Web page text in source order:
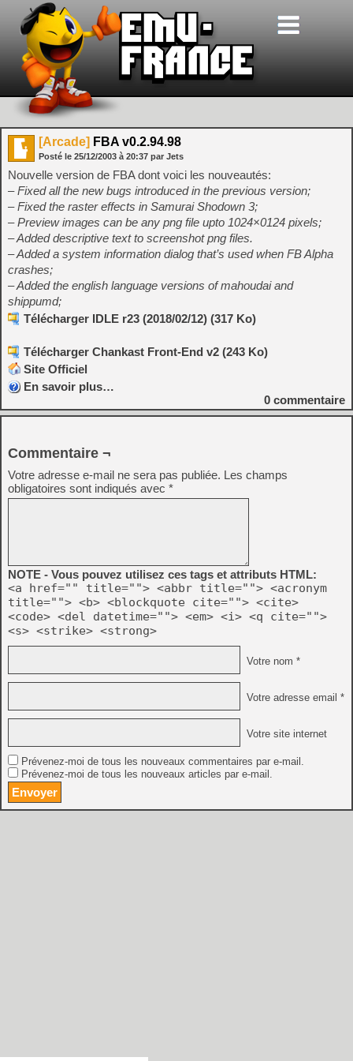
[Arcade] FBA v0.2.94.98
Posté le 25/12/2003 à 20:37 par Jets
Nouvelle version de FBA dont voici les nouveautés:
– Fixed all the new bugs introduced in the previous version;
– Fixed the raster effects in Samurai Shodown 3;
– Preview images can be any png file upto 1024×0124 pixels;
– Added descriptive text to screenshot png files.
– Added a system information dialog that’s used when FB Alpha
crashes;
– Added the english language versions of mahoudai and
shippumd;
Télécharger IDLE r23 (2018/02/12) (317 Ko)
Télécharger Chankast Front-End v2 (243 Ko)
Site Officiel
En savoir plus…
0 commentaire
Commentaire ¬
Votre adresse e-mail ne sera pas publiée. Les champs
obligatoires sont indiqués avec *
NOTE - Vous pouvez utilisez ces tags et attributs HTML:
<a href="" title=""> <abbr title=""> <acronym
title=""> <b> <blockquote cite=""> <cite>
<code> <del datetime=""> <em> <i> <q cite="">
<s> <strike> <strong>
Votre nom *
Votre adresse email *
Votre site internet
Prévenez-moi de tous les nouveaux commentaires par e-mail.
Prévenez-moi de tous les nouveaux articles par e-mail.